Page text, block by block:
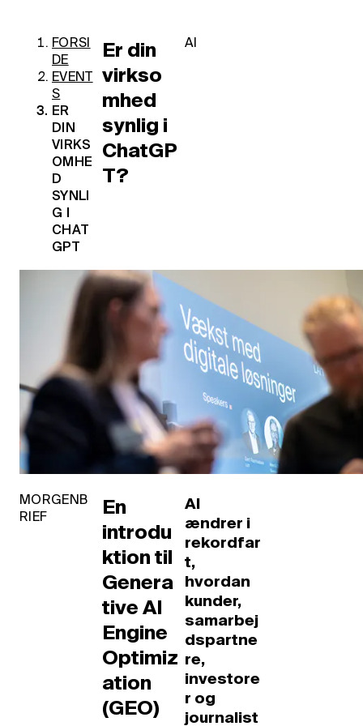
FORSI
DE
EVENT
S
ER
DIN
VIRKS
OMHE
D
SYNLI
G I
CHAT
GPT
Er din
virkso
mhed
synlig i
ChatGP
T?
AI
MORGENB
RIEF
En
introdu
ktion til
Genera
tive AI
Engine
Optimiz
ation
(GEO)
AI
ændrer i
rekordfar
t,
hvordan
kunder,
samarbej
dspartne
re,
investore
r og
journalist